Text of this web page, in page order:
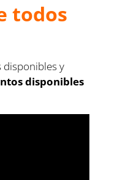
todos
y
disponibles